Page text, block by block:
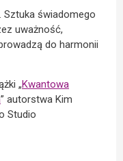
Sztuka świadomego
uważność,
do harmonii
„Kwantowa
” autorstwa Kim
Studio